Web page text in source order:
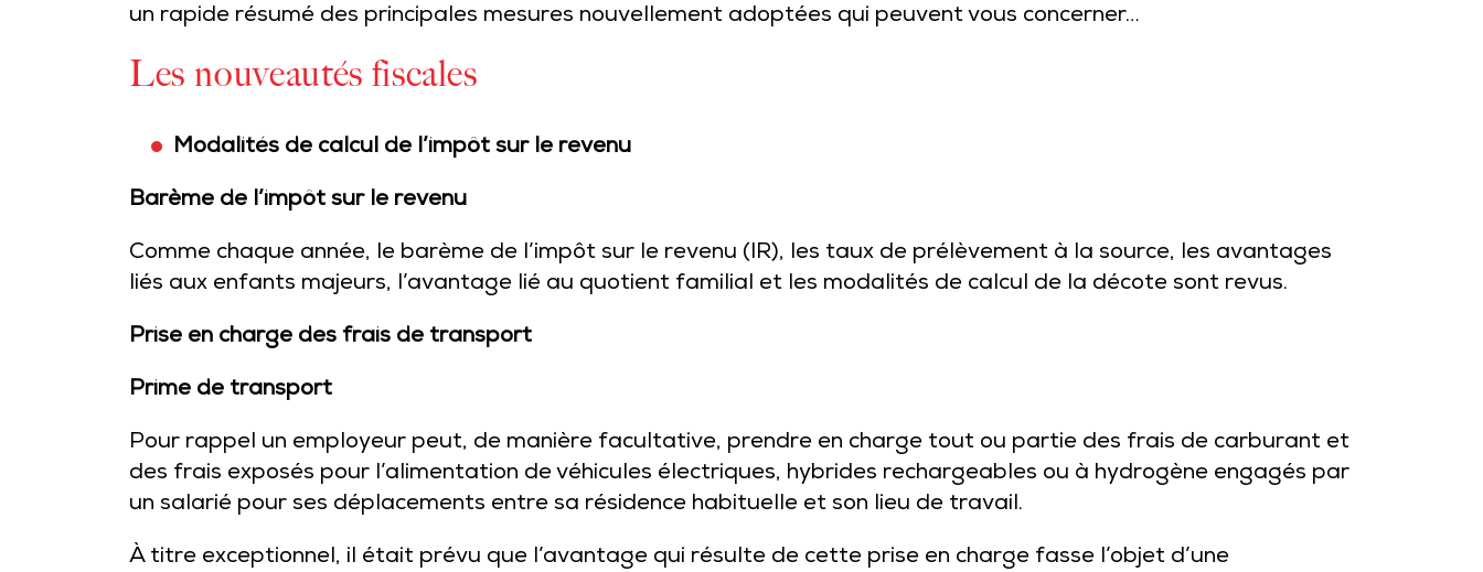
un rapide résumé des principales mesures nouvellement adoptées qui peuvent vous concerner…
Les nouveautés fiscales
Modalités de calcul de l’impôt sur le revenu
Barème de l’impôt sur le revenu
Comme chaque année, le barème de l’impôt sur le revenu (IR), les taux de prélèvement à la source, les avantages
liés aux enfants majeurs, l’avantage lié au quotient familial et les modalités de calcul de la décote sont revus.
Prise en charge des frais de transport
Prime de transport
Pour rappel un employeur peut, de manière facultative, prendre en charge tout ou partie des frais de carburant et
des frais exposés pour l’alimentation de véhicules électriques, hybrides rechargeables ou à hydrogène engagés par
un salarié pour ses déplacements entre sa résidence habituelle et son lieu de travail.
À titre exceptionnel, il était prévu que l’avantage qui résulte de cette prise en charge fasse l’objet d’une